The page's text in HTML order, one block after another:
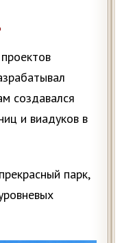
создавался
и виадуков в
парк,